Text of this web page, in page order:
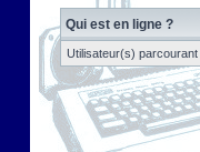
Qui est en ligne ?
Utilisateur(s)